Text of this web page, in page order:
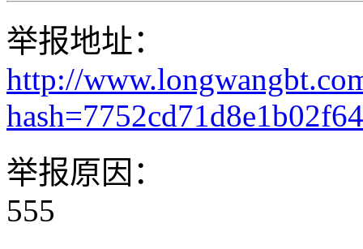
举报地址：
http://
举报原因：
555